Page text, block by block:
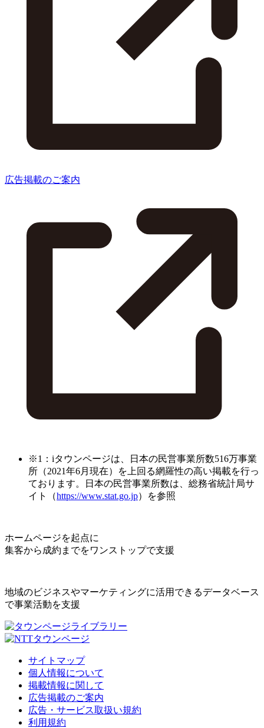
広告掲載のご案内
※1：iタウンページは、日本の民営事業所数516万事業
所（2021年6月現在）を上回る網羅性の高い掲載を行っ
ております。日本の民営事業所数は、総務省統計局サ
イト（https://www.stat.go.jp）を参照
ホームページを起点に
集客から成約までをワンストップで支援
地域のビジネスやマーケティングに活用できるデータベース
で事業活動を支援
サイトマップ
個人情報について
掲載情報に関して
広告掲載のご案内
広告・サービス取扱い規約
利用規約